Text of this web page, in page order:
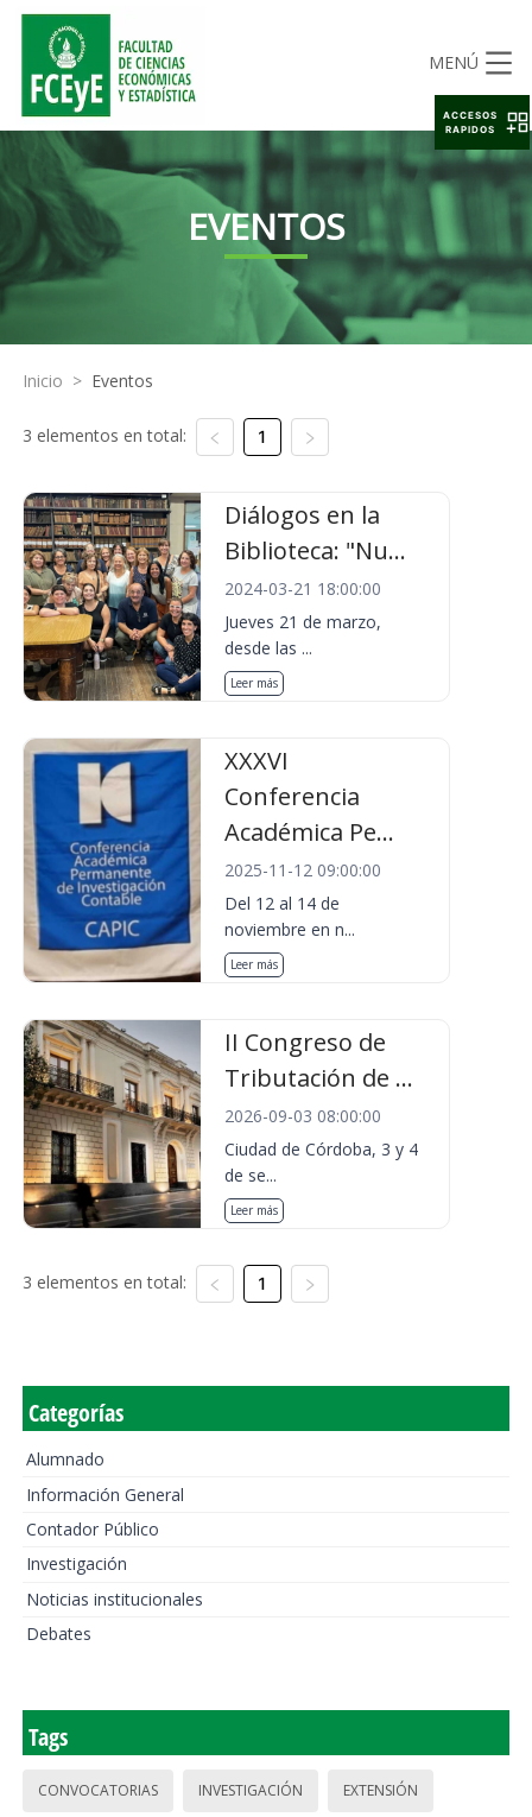
MENÚ
EVENTOS
Inicio > Eventos
3 elementos en total: 1
Diálogos en la
Biblioteca: "Nu...
2024-03-21 18:00:00
Jueves 21 de marzo,
desde las ...
Leer más
XXXVI
Conferencia
Académica Pe...
2025-11-12 09:00:00
Del 12 al 14 de
noviembre en n...
Leer más
II Congreso de
Tributación de ...
2026-09-03 08:00:00
Ciudad de Córdoba, 3 y 4
de se...
Leer más
3 elementos en total: 1
Categorías
Alumnado
Información General
Contador Público
Investigación
Noticias institucionales
Debates
Tags
CONVOCATORIAS INVESTIGACIÓN EXTENSIÓN
ACCESOS
RAPIDOS